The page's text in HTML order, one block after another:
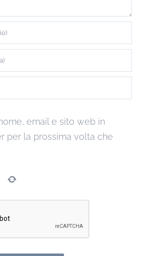
email e sito web in
per la prossima volta che